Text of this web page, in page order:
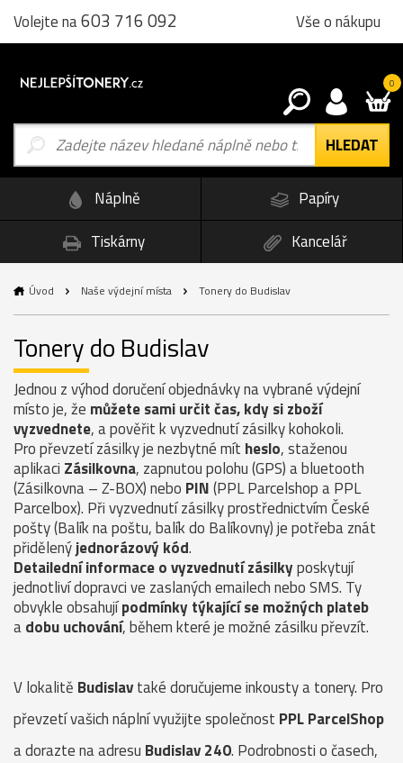
Volejte na603 716 092 Vše o nákupu
0
Náplně
Papíry
Tiskárny
Kancelář
Úvod Naše výdejní místa Tonery do Budislav
Tonery do Budislav
Jednou z výhod doručení objednávky na vybrané výdejní
místo je, že můžete sami určit čas, kdy si zboží
vyzvednete, a pověřit k vyzvednutí zásilky kohokoli.
Pro převzetí zásilky je nezbytné mít heslo, staženou
aplikaci Zásilkovna, zapnutou polohu (GPS) a bluetooth
(Zásilkovna – Z-BOX) nebo PIN(PPL Parcelshop a PPL
Parcelbox). Při vyzvednutí zásilky prostřednictvím České
pošty (Balík na poštu, balík do Balíkovny) je potřeba znát
přidělenýjednorázový kód.
Detailední informace o vyzvednutí zásilkyposkytují
jednotliví dopravci ve zaslaných emailech nebo SMS. Ty
obvykle obsahujípodmínky týkající se možných plateb
adobu uchování, během které je možné zásilku převzít.
V lokalitě Budislavtaké doručujeme inkousty a tonery. Pro
převzetí vašich náplní využijte společnost PPL ParcelShop
a dorazte na adresu Budislav 240. Podrobnosti o časech,